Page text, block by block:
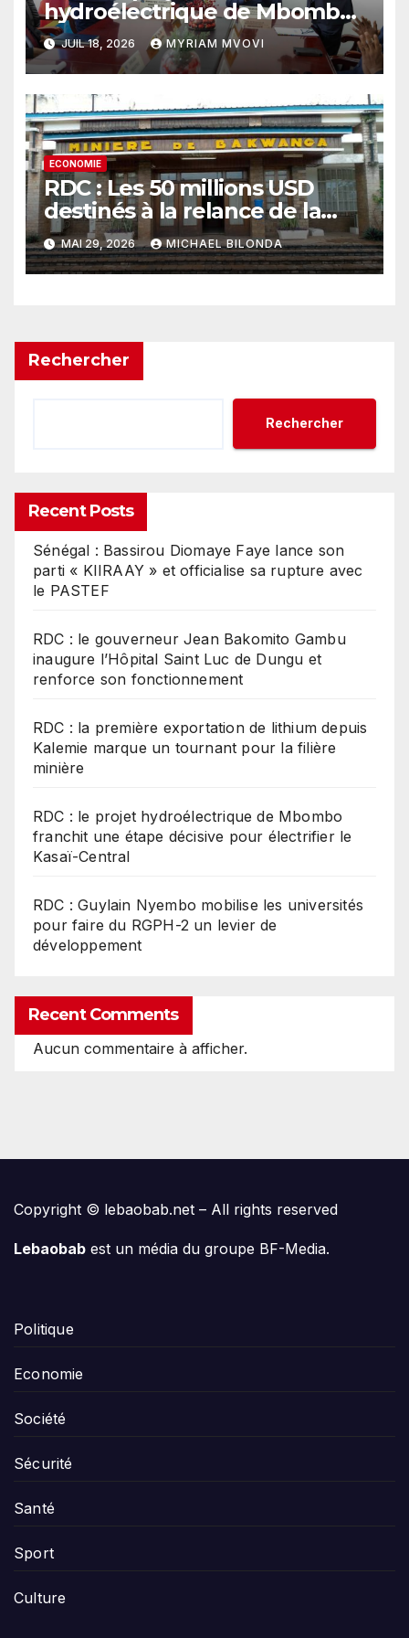
hydroélectrique de Mbombo
franchit une étape décisive
pour électrifier le Kasaï-
Central
JUIL 18, 2026 MYRIAM MVOVI
ECONOMIE
RDC : Les 50 millions USD
destinés à la relance de la
MIBA conditionnés à un audit
préalable
MAI 29, 2026 MICHAEL BILONDA
Rechercher
Rechercher
Recent Posts
Sénégal : Bassirou Diomaye Faye lance son
parti « KIIRAAY » et officialise sa rupture avec
le PASTEF
RDC : le gouverneur Jean Bakomito Gambu
inaugure l’Hôpital Saint Luc de Dungu et
renforce son fonctionnement
RDC : la première exportation de lithium depuis
Kalemie marque un tournant pour la filière
minière
RDC : le projet hydroélectrique de Mbombo
franchit une étape décisive pour électrifier le
Kasaï-Central
RDC : Guylain Nyembo mobilise les universités
pour faire du RGPH-2 un levier de
développement
Recent Comments
Aucun commentaire à afficher.
Copyright © lebaobab.net – All rights reserved
Lebaobab est un média du groupe BF-Media.
Politique
Economie
Société
Sécurité
Santé
Sport
Culture